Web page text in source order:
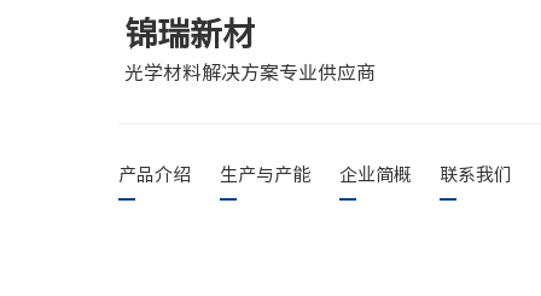
锦瑞新材
光学材料解决方案专业供应商
产品介绍 生产与产能 企业简概 联系我们